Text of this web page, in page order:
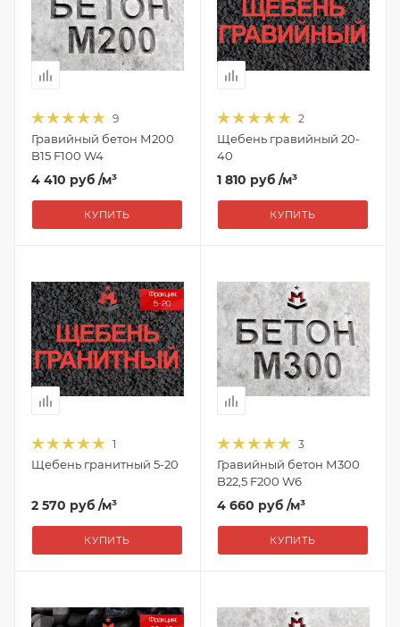
9
Гравийный бетон М200
B15 F100 W4
4 410 руб /м³
КУПИТЬ
2
Щебень гравийный 20-
40
1 810 руб /м³
КУПИТЬ
1
Щебень гранитный 5-20
2 570 руб /м³
КУПИТЬ
3
Гравийный бетон М300
B22,5 F200 W6
4 660 руб /м³
КУПИТЬ